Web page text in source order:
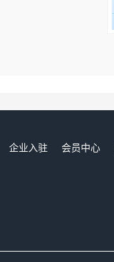
企业入驻 会员中心